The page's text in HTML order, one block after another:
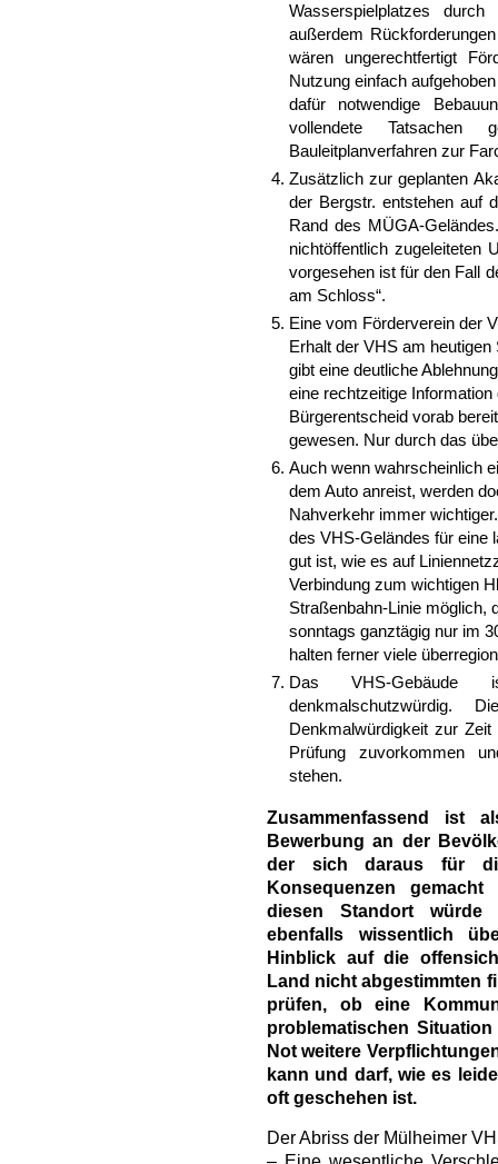
Wasserspielplatzes
außerdem
wären ungerechtfertigt
Nutzung einfach
dafür notwendige
vollendete
Bauleitplanverfahren zur
Zusätzlich zur geplanten
der Bergstr. entstehen auf
Rand des MÜGA-
nichtöffentlich zugeleiteten
vorgesehen ist für den Fall
am Schloss“.
Eine vom Förderverein der
Erhalt der VHS am
gibt eine deutliche
eine rechtzeitige
Bürgerentscheid vorab
gewesen. Nur durch das
Auch wenn wahrscheinlich
dem Auto anreist, werden
Nahverkehr immer
des VHS-Geländes für eine
gut ist, wie es auf
Verbindung zum wichtigen
Straßenbahn-Linie möglich,
sonntags ganztägig nur im
halten ferner viele
Das VHS-Gebäude
denkmalschutzwürdig.
Denkmalwürdigkeit zur
Prüfung zuvorkommen
stehen.
Zusammenfassend ist
Bewerbung an der
der sich daraus für
Konsequenzen
diesen Standort würde
ebenfalls wissentlich
Hinblick auf die
Land nicht abgestimmten
prüfen, ob eine
problematischen
Not weitere
kann und darf, wie es
oft geschehen ist.
Der Abriss der Mülheimer